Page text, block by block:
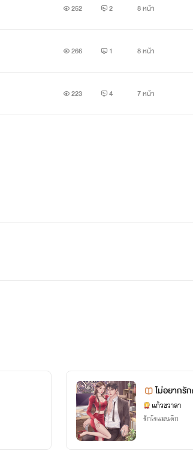
252 2 8 หน้า
266 1 8 หน้า
223 4 7 หน้า
ไม่อยากรั
แก้วชวาลา
รักโรแมนติก